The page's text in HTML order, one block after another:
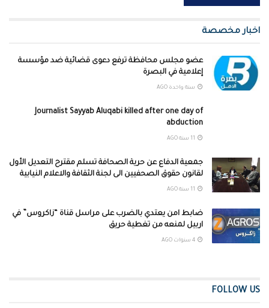
اخبار مخصصة
عضو مجلس محافظة ترفع دعوى قضائية ضد مؤسسة
إعلامية في البصرة
سنة واحدة AGO
Journalist Sayyab Aluqabi killed after one day of
abduction
جمعية الدفاع عن حرية الصحافة تسلم مقترح التعديل الأول
لقانون حقوق الصحفيين الى لجنة الثقافة والاعلام النيابية
ضابط امن يعتدي بالضرب على مراسل قناة “زاكروس” في
اربيل لمنعه من تغطية حريق
FOLLOW US